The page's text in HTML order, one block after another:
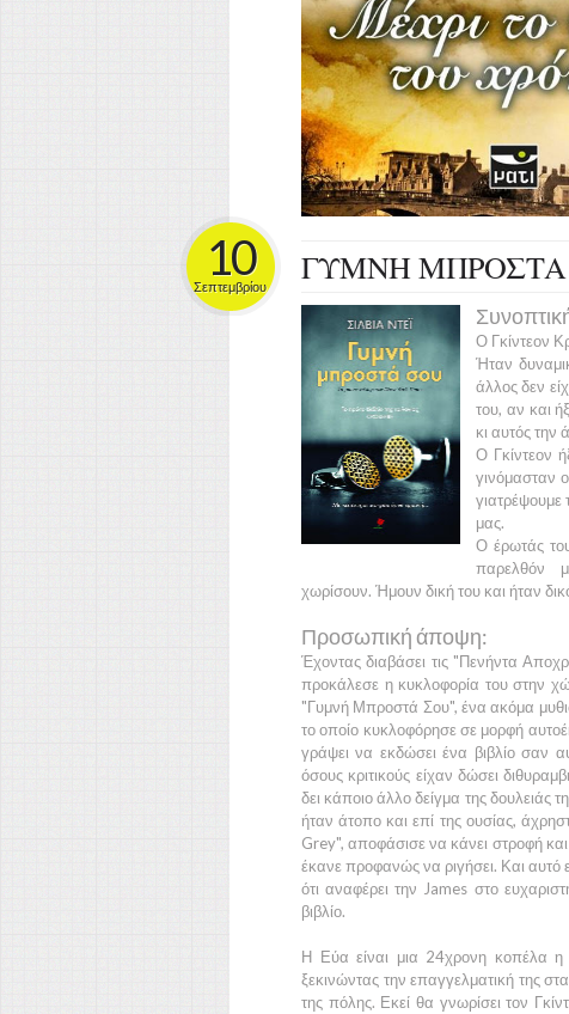
ΓΥΜΝΗ
10
Σεπτεμβρίου
Ο Γκίντεον
Ήταν
άλλος δεν
του, αν και
κι αυτός την
Ο Γκίντεον
γινόμασταν
γιατρέψουμε
μας.
Ο έρωτάς
παρελθόν
χωρίσουν. Ήμουν δική του και ήταν
Προσωπική άποψη:
Έχοντας διαβάσει τις "Πενήντα
προκάλεσε η κυκλοφορία του στην
"Γυμνή Μπροστά Σου", ένα ακόμα
το οποίο κυκλοφόρησε σε μορφή
γράψει να εκδώσει ένα βιβλίο σαν
όσους κριτικούς είχαν δώσει
δει κάποιο άλλο δείγμα της
ήταν άτοπο και επί της ουσίας,
Grey", αποφάσισε να κάνει στροφή
έκανε προφανώς να ριγήσει. Και αυτό
ότι αναφέρει την James στο
βιβλίο.
Η Εύαείναι μια 24χρονη κοπέλα η
ξεκινώντας την επαγγελματική της
της πόλης. Εκεί θα γνωρίσει τον